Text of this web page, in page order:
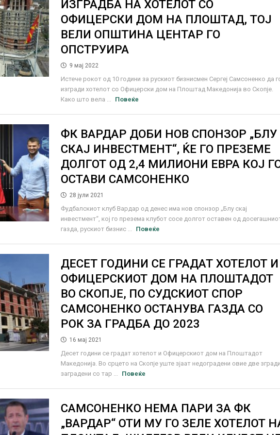
ИЗГРАДБА НА ХОТЕЛОТ СО
ОФИЦЕРСКИ ДОМ НА ПЛОШТАД, ТОЈ
ВЕЛИ ОПШТИНА ЦЕНТАР ГО
ОПСТРУИРА
9 мај 2022
Истече рокот од 10 години за рускиот бизнисмен Сергеј Самсоненко да
изгради хотелот со Офицерски дом на Плоштад Македонија во Скопје.
Како што вела ...
Повеќе
ФК ВАРДАР ДОБИ НОВ СПОНЗОР „БЛУ
СКАЈ ИНВЕСТМЕНТ“, ЌЕ ГО ПРЕЗЕМЕ
ДОЛГОТ ОД 2,4 МИЛИОНИ ЕВРА КОЈ
ОСТАВИ САМСОНЕНКО
28 јули 2021
Фудбалскиот клуб Вардар од денес има нов спонзор „Блу скај
инвестмент“, кој го презема клубот сосе долгот оставен од
газда, рускиот бизнис ...
Повеќе
ДЕСЕТ ГОДИНИ СЕ ГРАДАТ ХОТЕЛОТ И
ОФИЦЕРСКИОТ ДОМ НА ПЛОШТАДОТ
ВО СКОПЈЕ, ПО СУДСКИОТ СПОР
САМСОНЕНКО ОСТАНУВА ГАЗДА СО
РОК ЗА ГРАДБА ДО 2023
16 мај 2021
Десет години се градат хотелот и Офицерскиот дом на Плоштадот
Македонија. Во срцето на Скопје уште зјаат недоградени овие две
заградени со тар ...
Повеќе
САМСОНЕНКО НЕМА ПАРИ ЗА ФК
„ВАРДАР“ ОТИ МУ ГО ЗЕЛЕ ХОТЕЛОТ